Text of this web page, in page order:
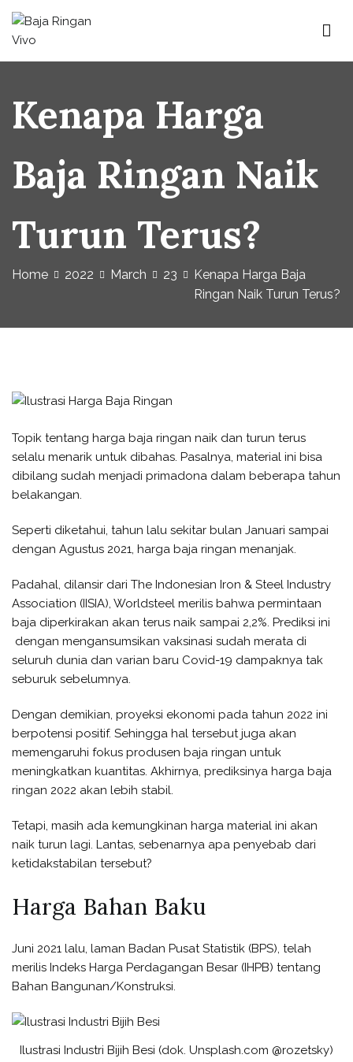
Baja Ringan Vivo
Website Baja Ringan Vivo
Kenapa Harga
Baja Ringan Naik
Turun Terus?
Home 2022 March 23
Kenapa Harga Baja
Ringan Naik Turun Terus?
Topik tentang harga baja ringan naik dan turun terus
selalu menarik untuk dibahas. Pasalnya, material ini bisa
dibilang sudah menjadi primadona dalam beberapa tahun
belakangan.
Seperti diketahui, tahun lalu sekitar bulan Januari sampai
dengan Agustus 2021, harga baja ringan menanjak.
Padahal, dilansir dari The Indonesian Iron & Steel Industry
Association (IISIA), Worldsteel merilis bahwa permintaan
baja diperkirakan akan terus naik sampai 2,2%. Prediksi ini
dengan mengansumsikan vaksinasi sudah merata di
seluruh dunia dan varian baru Covid-19 dampaknya tak
seburuk sebelumnya.
Dengan demikian, proyeksi ekonomi pada tahun 2022 ini
berpotensi positif. Sehingga hal tersebut juga akan
memengaruhi fokus produsen baja ringan untuk
meningkatkan kuantitas. Akhirnya, prediksinya harga baja
ringan 2022 akan lebih stabil.
Tetapi, masih ada kemungkinan harga material ini akan
naik turun lagi. Lantas, sebenarnya apa penyebab dari
ketidakstabilan tersebut?
Harga Bahan Baku
Juni 2021 lalu, laman Badan Pusat Statistik (BPS), telah
merilis Indeks Harga Perdagangan Besar (IHPB) tentang
Bahan Bangunan/Konstruksi.
Ilustrasi Industri Bijih Besi (dok. Unsplash.com @rozetsky)